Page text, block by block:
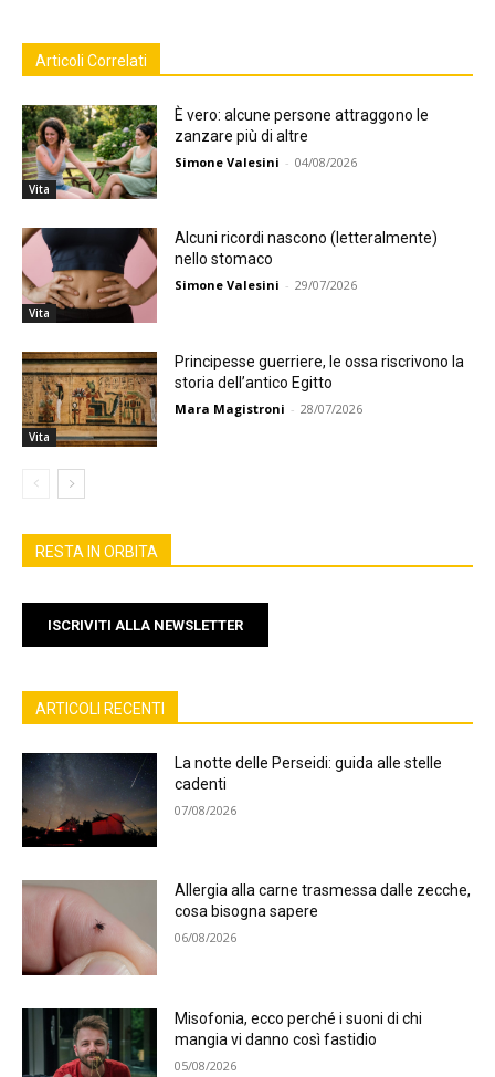
Articoli Correlati
Vita
È vero: alcune persone attraggono le
zanzare più di altre
Simone Valesini - 04/08/2026
Vita
Alcuni ricordi nascono (letteralmente)
nello stomaco
Simone Valesini - 29/07/2026
Vita
Principesse guerriere, le ossa riscrivono la
storia dell’antico Egitto
Mara Magistroni - 28/07/2026
RESTA IN ORBITA
ISCRIVITI ALLA NEWSLETTER
ARTICOLI RECENTI
La notte delle Perseidi: guida alle stelle
cadenti
07/08/2026
Allergia alla carne trasmessa dalle zecche,
cosa bisogna sapere
06/08/2026
Misofonia, ecco perché i suoni di chi
mangia vi danno così fastidio
05/08/2026